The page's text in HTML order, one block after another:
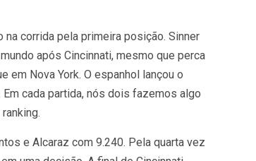
corrida pela primeira posição. Sinner
após Cincinnati, mesmo que perca
em Nova York. O espanhol lançou o
cada partida, nós dois fazemos algo
e Alcaraz com 9.240. Pela quarta vez